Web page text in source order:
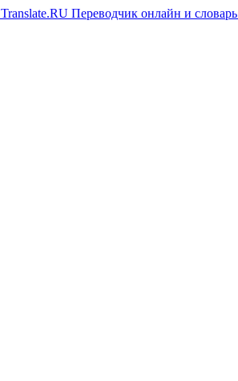
Translate.RU Переводчик онлайн и словарь